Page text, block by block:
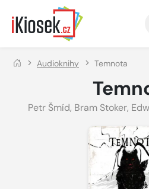
Přejít na hlavní obsah
Audioknihy Temnota
Petr Šmíd, Bram Stoker,